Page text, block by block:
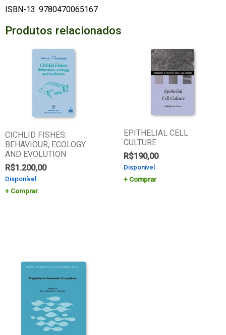
ISBN-13: 9780470065167
Produtos relacionados
CICHLID FISHES:
BEHAVIOUR, ECOLOGY
AND EVOLUTION
R$1.200,00
Disponível
Comprar
EPITHELIAL CELL
CULTURE
R$190,00
Disponível
Comprar